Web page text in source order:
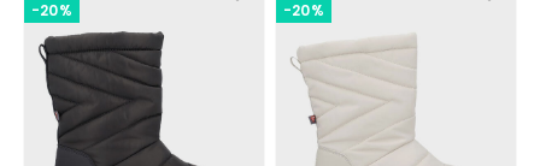
-20% -20%